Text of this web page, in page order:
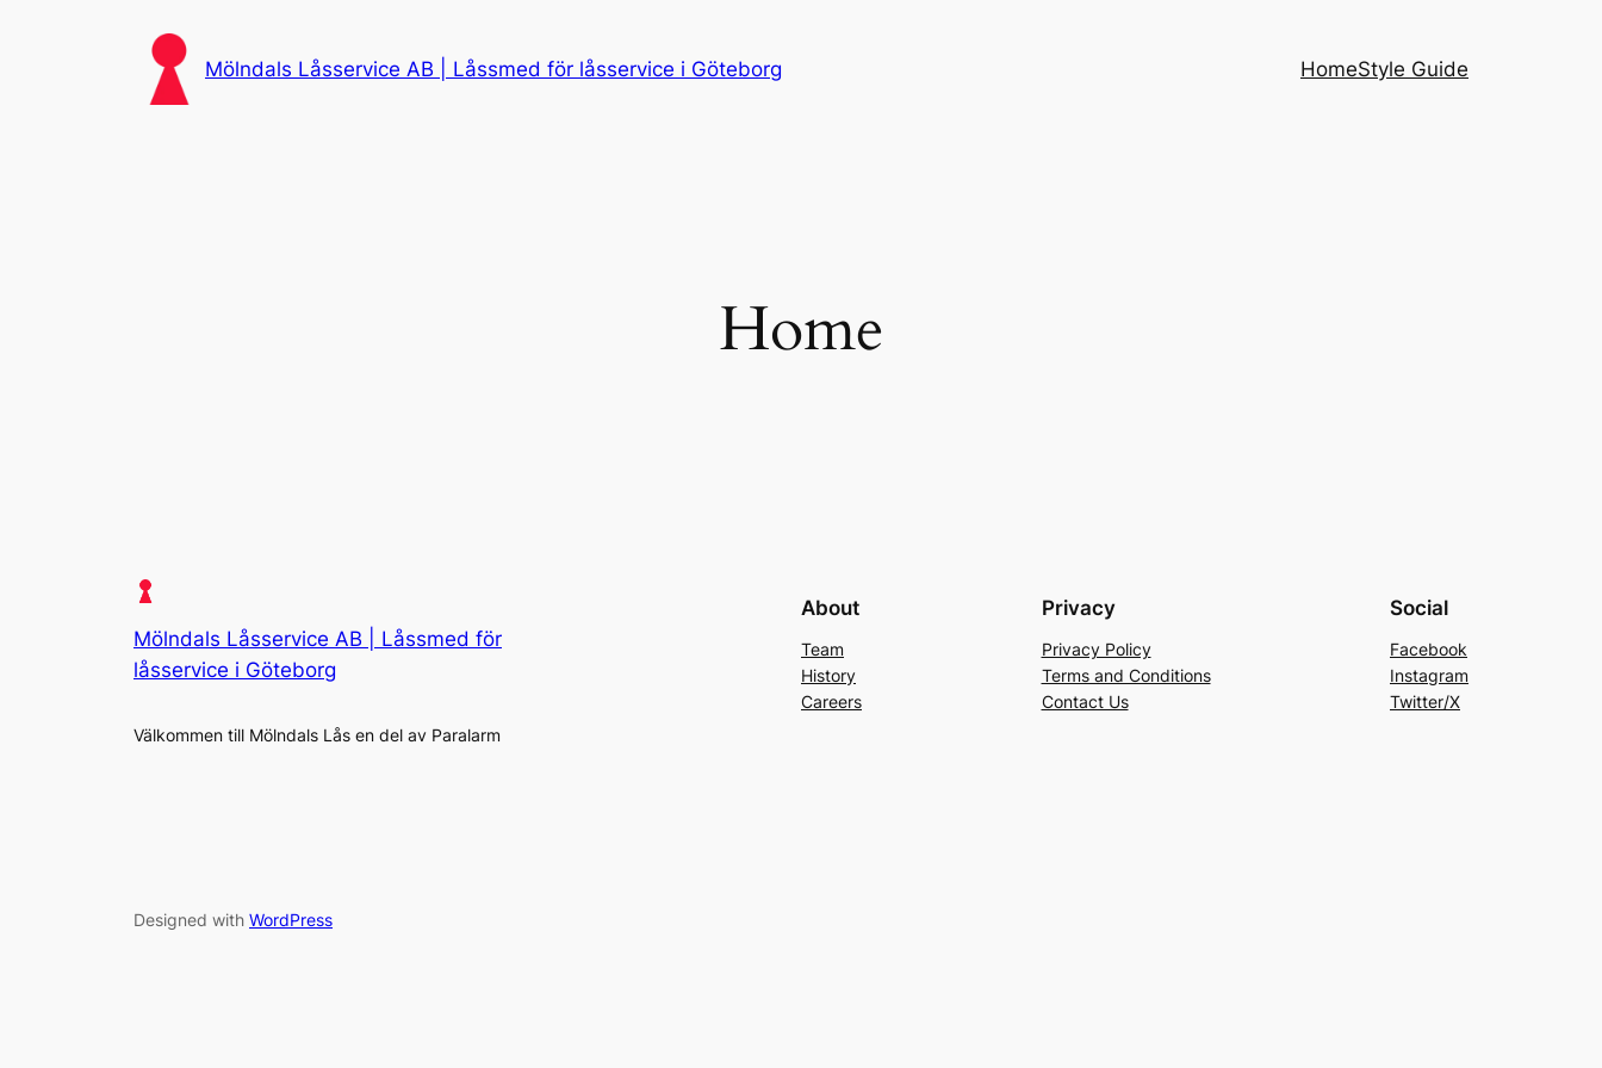
Mölndals Låsservice AB | Låssmed för låsservice i Göteborg HomeStyle Guide
Home
Mölndals Låsservice AB | Låssmed för
låsservice i Göteborg
Välkommen till Mölndals Lås en del av Paralarm
About
Team
History
Careers
Privacy
Privacy Policy
Terms and Conditions
Contact Us
Social
Facebook
Instagram
Twitter/X
Designed with WordPress